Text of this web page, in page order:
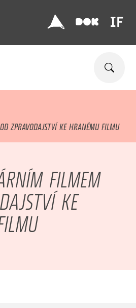
ZPRAVODAJSTVÍ KE HRANÉMU FILMU
FILMEM
KE